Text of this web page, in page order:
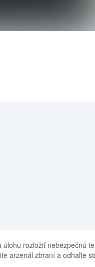
rozložiť nebezpečnú
arzenál zbraní a odhaľte